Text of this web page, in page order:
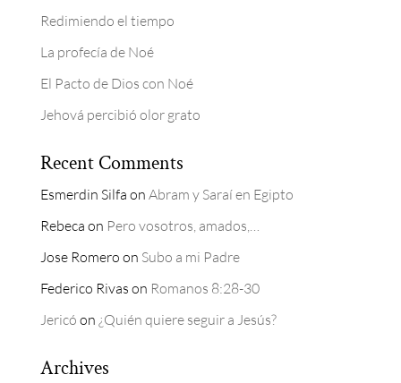
Redimiendo el tiempo
La profecía de Noé
El Pacto de Dios con Noé
Jehová percibió olor grato
Recent Comments
Esmerdin Silfa on Abram y Saraí en Egipto
Rebeca on Pero vosotros, amados,…
Jose Romero on Subo a mi Padre
Federico Rivas on Romanos 8:28-30
Jericó on ¿Quién quiere seguir a Jesús?
Archives